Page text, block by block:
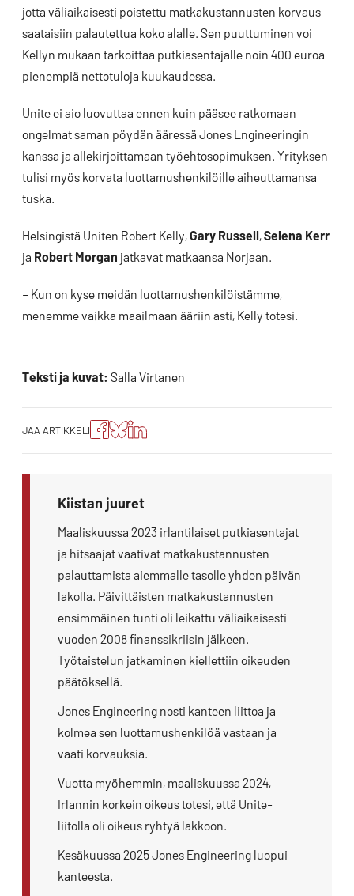
jotta väliaikaisesti poistettu matkakustannusten korvaus
saataisiin palautettua koko alalle. Sen puuttuminen voi
Kellyn mukaan tarkoittaa putkiasentajalle noin 400 euroa
pienempiä nettotuloja kuukaudessa.
Unite ei aio luovuttaa ennen kuin pääsee ratkomaan
ongelmat saman pöydän ääressä Jones Engineeringin
kanssa ja allekirjoittamaan työehtosopimuksen. Yrityksen
tulisi myös korvata luottamushenkilöille aiheuttamansa
tuska.
Helsingistä Uniten Robert Kelly,Gary Russell,Selena Kerr
ja Robert Morgan jatkavat matkaansa Norjaan.
– Kun on kyse meidän luottamushenkilöistämme,
menemme vaikka maailmaan ääriin asti, Kelly totesi.
Teksti ja kuvat: Salla Virtanen
JAA ARTIKKELI
Jaa
artikkeli
Facebookissa
Jaa
artikkeli
Blueskyssa
Jako:
Jaa
artikkeli
Kiistan juuret
Maaliskuussa 2023 irlantilaiset putkiasentajat
ja hitsaajat vaativat matkakustannusten
palauttamista aiemmalle tasolle yhden päivän
lakolla. Päivittäisten matkakustannusten
ensimmäinen tunti oli leikattu väliaikaisesti
vuoden 2008 finanssikriisin jälkeen.
Työtaistelun jatkaminen kiellettiin oikeuden
päätöksellä.
Jones Engineering nosti kanteen liittoa ja
kolmea sen luottamushenkilöä vastaan ja
vaati korvauksia.
Vuotta myöhemmin, maaliskuussa 2024,
Irlannin korkein oikeus totesi, että Unite-
liitolla oli oikeus ryhtyä lakkoon.
Kesäkuussa 2025 Jones Engineering luopui
kanteesta.